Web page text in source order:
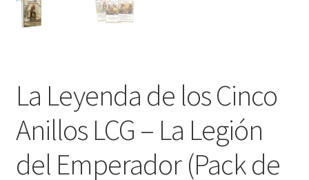
La Leyenda de los Cinco
Anillos LCG – La Legión
del Emperador (Pack de